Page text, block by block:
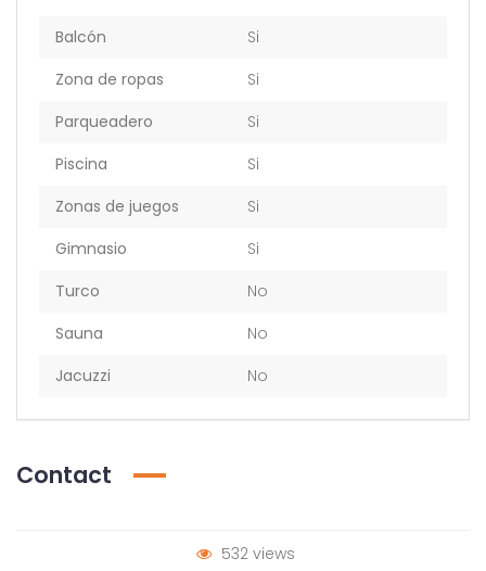
Balcón
Si
Zona de ropas
Si
Parqueadero
Si
Piscina
Si
Zonas de juegos
Si
Gimnasio
Si
Turco
No
Sauna
No
Jacuzzi
No
Contact
532 views